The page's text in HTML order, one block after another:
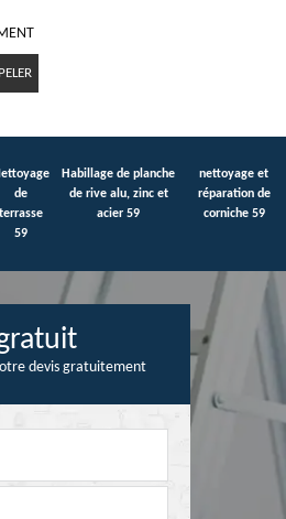
de
terrasse
59
Habillage de planche
de rive alu, zinc et
acier 59
nettoyage et
réparation de
corniche 59
devis gratuitement